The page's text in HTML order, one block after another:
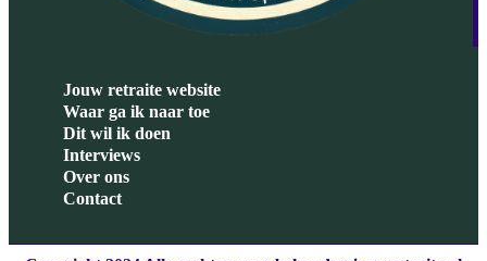
Jouw retraite website
Waar ga ik naar toe
Dit wil ik doen
Interviews
Over ons
Contact